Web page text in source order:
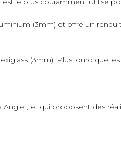
(3mm) et offre un
(3mm). Plus lourd que
et qui proposent des